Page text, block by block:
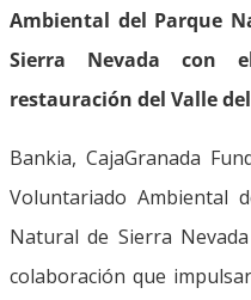
Ambiental del Parque
Sierra Nevada con
restauración del Valle
Bankia, CajaGranada
Voluntariado Ambiental
Natural de Sierra
colaboración que